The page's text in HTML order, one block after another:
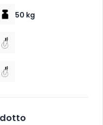
50 kg